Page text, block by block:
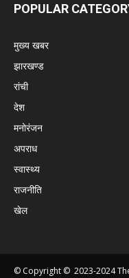
POPULAR
मुख्य खबर
झारखण्ड
रांची
देश
मनोरंजन
अपराध
स्वास्थ्य
राजनीति
खेल
© Copyright © 2023-2024